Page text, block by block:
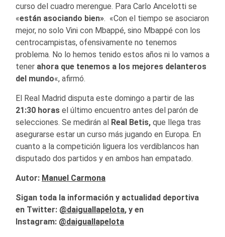
curso del cuadro merengue. Para Carlo Ancelotti se
«están asociando bien». «Con el tiempo se asociaron
mejor, no solo Vini con Mbappé, sino Mbappé con los
centrocampistas, ofensivamente no tenemos
problema. No lo hemos tenido estos años ni lo vamos a
tener ahora que tenemos a los mejores delanteros
del mundo«, afirmó.
El Real Madrid disputa este domingo a partir de las
21:30 horas el último encuentro antes del parón de
selecciones. Se medirán al Real Betis, que llega tras
asegurarse estar un curso más jugando en Europa. En
cuanto a la competición liguera los verdiblancos han
disputado dos partidos y en ambos han empatado.
Autor: Manuel Carmona
Sigan toda la información y actualidad deportiva
en Twitter: @daiguallapelota, y en
Instagram: @daiguallapelota